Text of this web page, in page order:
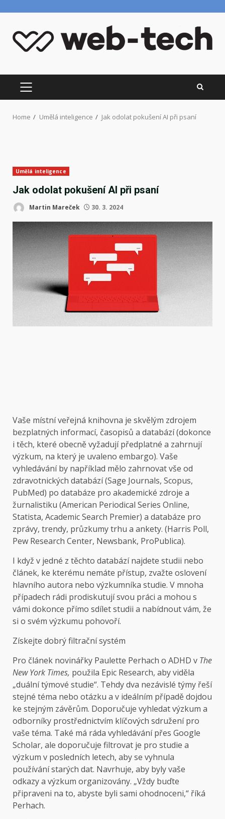
content
PRIMARY
MENU
Home Umělá inteligence Jak odolat pokušení AI při psaní
Umělá inteligence
Jak odolat pokušení AI při psaní
Martin Mareček 30. 3. 2024
Vaše místní veřejná knihovna je skvělým zdrojem
bezplatných informací, časopisů a databází (dokonce
i těch, které obecně vyžadují předplatné a zahrnují
výzkum, na který je uvaleno embargo). Vaše
vyhledávání by například mělo zahrnovat vše od
zdravotnických databází (Sage Journals, Scopus,
PubMed) po databáze pro akademické zdroje a
žurnalistiku (American Periodical Series Online,
Statista, Academic Search Premier) a databáze pro
zprávy, trendy, průzkumy trhu a ankety. (Harris Poll,
Pew Research Center, Newsbank, ProPublica).
I když v jedné z těchto databází najdete studii nebo
článek, ke kterému nemáte přístup, zvažte oslovení
hlavního autora nebo výzkumníka studie. V mnoha
případech rádi prodiskutují svou práci a mohou s
vámi dokonce přímo sdílet studii a nabídnout vám, že
si o svém výzkumu pohovoří.
Získejte dobrý filtrační systém
Pro článek novinářky Paulette Perhach o ADHD v The
New York Times, použila Epic Research, aby viděla
„duální týmové studie“. Tehdy dva nezávislé týmy řeší
stejné téma nebo otázku a v ideálním případě dojdou
ke stejným závěrům. Doporučuje vyhledat výzkum a
odborníky prostřednictvím klíčových sdružení pro
vaše téma. Také má ráda vyhledávání přes Google
Scholar, ale doporučuje filtrovat je pro studie a
výzkum v posledních letech, aby se vyhnula
používání starých dat. Navrhuje, aby byly vaše
odkazy a výzkum organizovány. „Vždy buďte
připraveni na to, abyste byli sami ohodnoceni,“ říká
Perhach.